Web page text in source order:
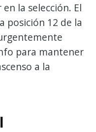
la selección. El
posición 12 de la
para mantener
a la